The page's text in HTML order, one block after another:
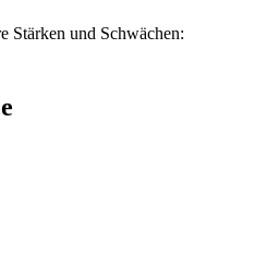
Stärken und Schwächen: